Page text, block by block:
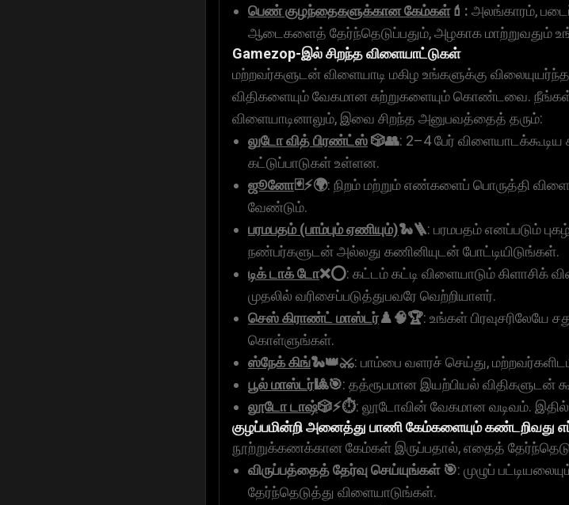
பெண் குழந்தைகளுக்கான கேம்கள்💄: அலங்காரம்,
ஆடைகளைத் தேர்ந்தெடுப்பதும், அழகாக மாற்றுவதும்
Gamezop-இல் சிறந்த விளையாட்டுகள்
மற்றவர்களுடன் விளையாடி மகிழ உங்களுக்கு
விதிகளையும் வேகமான சுற்றுகளையும் கொண்டவை. நீங்கள்
விளையாடினாலும், இவை சிறந்த அனுபவத்தைத் தரும்:
லுடோ வித் பிரண்ட்ஸ்🎲👥: 2–4 பேர்
கட்டுப்பாடுகள் உள்ளன.
ஜூனோ🃏⚡🌍: நிறம் மற்றும் எண்களைப் பொருத்தி
வேண்டும்.
பரமபதம் (பாம்பும் ஏணியும்)🐍🪜: பரமபதம் எனப்படும்
நண்பர்களுடன் அல்லது கணினியுடன் போட்டியிடுங்கள்.
டிக் டாக் டோ❌⭕: கட்டம் கட்டி விளையாடும்
முதலில் வரிசைப்படுத்துபவரே வெற்றியாளர்.
செஸ் கிராண்ட் மாஸ்டர்♟️🧠🏆: உங்கள்
கொள்ளுங்கள்.
ஸ்நேக் கிங்🐍👑⚔️: பாம்பை வளரச் செய்து,
பூல் மாஸ்டர்🎱🎯: தத்ரூபமான இயற்பியல் விதிகளுடன்
லூடோ டாஷ்🎲⚡⏱️: லூடோவின் வேகமான வடிவம்.
குழப்பமின்றி அனைத்து பாணி கேம்களையும் கண்டறிவது
நூற்றுக்கணக்கான கேம்கள் இருப்பதால், எதைத்
விருப்பத்தைத் தேர்வு செய்யுங்கள் 🎯: முழுப்
தேர்ந்தெடுத்து விளையாடுங்கள்.